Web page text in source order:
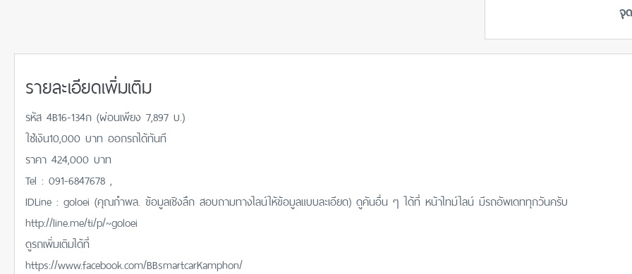
จุ
รายละเอียดเพิ่มเติม
รหัส 4B16-134ก (ผ่อนเพียง 7,897 บ.)
ใช้เงิน10,000 บาท ออกรถได้ทันที
ราคา 424,000 บาท
Tel : 091-6847678 ,
IDLine : goloei (คุณกำพล. ข้อมูลเชิงลึก สอบถามทางไลน์ให้ข้อมูลแบบละเอียด) ดูคันอื่น ๆ ได้ที่ หน้าไทม์ไลน์ มีรถอัพเดททุกวันครับ
http://line.me/ti/p/~goloei
ดูรถเพิ่มเติมได้ที่
https://www.facebook.com/BBsmartcarKamphon/